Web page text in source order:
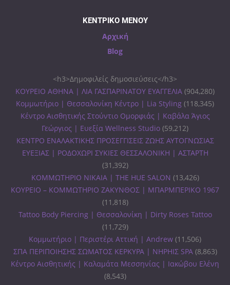
ΚΕΝΤΡΙΚΟ ΜΕΝΟΥ
Αρχική
Blog
<h3>Δημοφιλείς δημοσιεύσεις</h3>
ΚΟΥΡΕΙΟ ΑΘΗΝΑ | ΛΙΑ ΓΑΣΠΑΡΙΝΑΤΟΥ ΕΥΑΓΓΕΛΙΑ (904,280)
Κομμωτήριο | Θεσσαλονίκη Κέντρο | Lia Styling (118,345)
Κέντρο Αισθητικής Στούντιο Ομορφιάς | Καβάλα Άγιος
Γεώργιος | Ευεξία Wellness Studio (59,212)
ΚΕΝΤΡΟ ΕΝΑΛΑΚΤΙΚΗΣ ΠΡΟΣΕΓΓΙΣΕΙΣ ΖΩΗΣ ΑΥΤΟΓΝΩΣΙΑΣ
ΕΥΕΞΙΑΣ | ΡΟΔΟΧΩΡΙ ΣΥΚΙΕΣ ΘΕΣΣΑΛΟΝΙΚΗ | ΑΣΤΑΡΤΗ
(31,392)
ΚΟΜΜΩΤΗΡΙΟ ΝΙΚΑΙΑ | THE HUE SALON (13,426)
ΚΟΥΡΕΙΟ – ΚΟΜΜΩΤΗΡΙΟ ΖΑΚΥΝΘΟΣ | ΜΠΑΡΜΠΕΡΙΚΟ 1967
(11,818)
Tattoo Body Piercing | Θεσσαλονίκη | Dirty Roses Tattoo
(11,729)
Κομμωτήριο | Περιστέρι Αττική | Andrew (11,506)
ΣΠΑ ΠΕΡΙΠΟΙΗΣΗΣ ΣΩΜΑΤΟΣ ΚΕΡΚΥΡΑ | ΝΗΡΗΙΣ SPA (8,863)
Κέντρο Αισθητικής | Καλαμάτα Μεσσηνίας | Ιακώβου Ελένη
(8,543)